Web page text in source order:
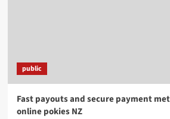
public
Fast payouts and secure payment
online pokies NZ